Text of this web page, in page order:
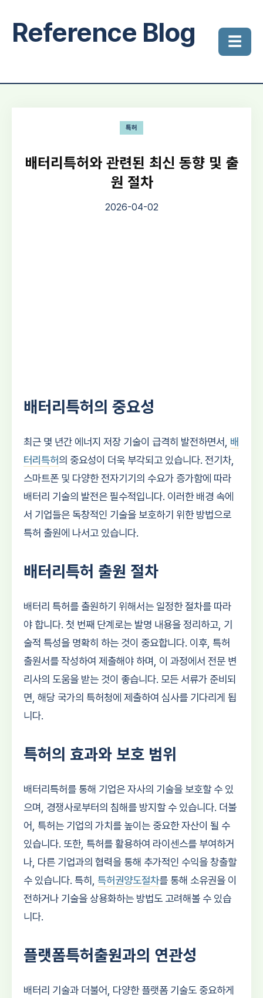
Reference Blog ☰
특허
배터리특허와 관련된 최신 동향 및 출
원 절차
2026-04-02
배터리특허의 중요성
최근 몇 년간 에너지 저장 기술이 급격히 발전하면서, 배
터리특허의 중요성이 더욱 부각되고 있습니다. 전기차,
스마트폰 및 다양한 전자기기의 수요가 증가함에 따라
배터리 기술의 발전은 필수적입니다. 이러한 배경 속에
서 기업들은 독창적인 기술을 보호하기 위한 방법으로
특허 출원에 나서고 있습니다.
배터리특허 출원 절차
배터리 특허를 출원하기 위해서는 일정한 절차를 따라
야 합니다. 첫 번째 단계로는 발명 내용을 정리하고, 기
술적 특성을 명확히 하는 것이 중요합니다. 이후, 특허
출원서를 작성하여 제출해야 하며, 이 과정에서 전문 변
리사의 도움을 받는 것이 좋습니다. 모든 서류가 준비되
면, 해당 국가의 특허청에 제출하여 심사를 기다리게 됩
니다.
특허의 효과와 보호 범위
배터리특허를 통해 기업은 자사의 기술을 보호할 수 있
으며, 경쟁사로부터의 침해를 방지할 수 있습니다. 더불
어, 특허는 기업의 가치를 높이는 중요한 자산이 될 수
있습니다. 또한, 특허를 활용하여 라이센스를 부여하거
나, 다른 기업과의 협력을 통해 추가적인 수익을 창출할
수 있습니다. 특히, 특허권양도절차를 통해 소유권을 이
전하거나 기술을 상용화하는 방법도 고려해볼 수 있습
니다.
플랫폼특허출원과의 연관성
배터리 기술과 더불어, 다양한 플랫폼 기술도 중요하게